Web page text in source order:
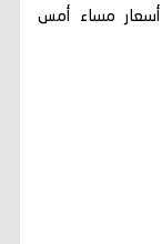
أسعار مساء أمس